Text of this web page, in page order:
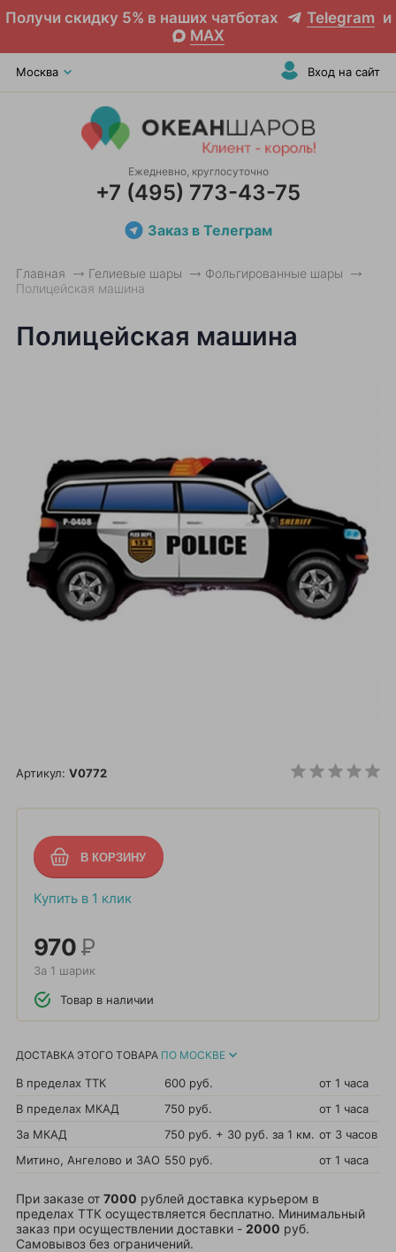
Получи скидку 5% в наших чатботах Telegram и
MAX
Москва Вход на сайт
Ежедневно, круглосуточно
+7 (495) 773-43-75
Заказ в Телеграм
Главная Гелиевые шары
Фольгированные шары
Полицейская машина
Полицейская машина
Артикул: V0772
Купить в 1 клик
970Р
За 1 шарик
Товар в наличии
ДОСТАВКА ЭТОГО ТОВАРА ПО МОСКВЕ
В пределах ТТК 600 руб.
от 1 часа
В пределах МКАД
750 руб.
от 1 часа
За МКАД
750 руб. + 30 руб. за 1 км. от 3 часов
Митино, Ангелово и ЗАО 550 руб. от 1 часа
При заказе от 7000 рублей доставка курьером в
пределах ТТК осуществляется бесплатно. Минимальный
заказ при осуществлении доставки - 2000 руб.
Самовывоз без ограничений.